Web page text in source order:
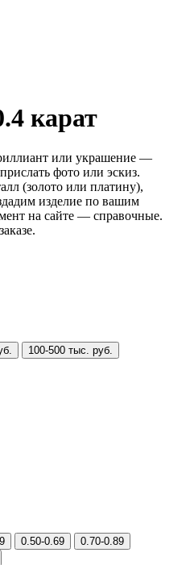
карат
или украшение —
фото или эскиз.
(золото или платину),
изделие по вашим
на сайте — справочные.
100-500 тыс. руб.
0.50-0.69
0.70-0.89